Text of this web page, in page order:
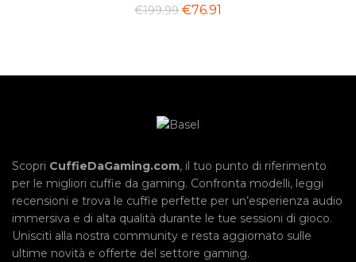
€199.99 Il
€76.91
Scopri CuffieDaGaming.com, il tuo punto di riferimento
per le migliori cuffie da gaming. Confronta modelli, leggi
recensioni e trova le cuffie perfette per un’esperienza audio
immersiva e di alta qualità durante le tue sessioni di gioco.
Unisciti alla nostra community e resta aggiornato sulle
ultime novità e offerte del settore gaming.